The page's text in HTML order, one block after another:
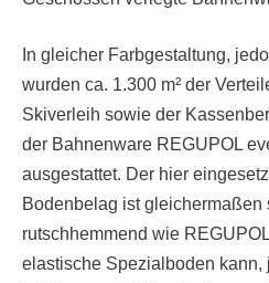
In gleicher Farbgestaltung,
wurden ca. 1.300 m² der
Skiverleih sowie der
der Bahnenware REGUPOL
ausgestattet. Der hier
Bodenbelag ist gleichermaßen
rutschhemmend wie
elastische Spezialboden kann,